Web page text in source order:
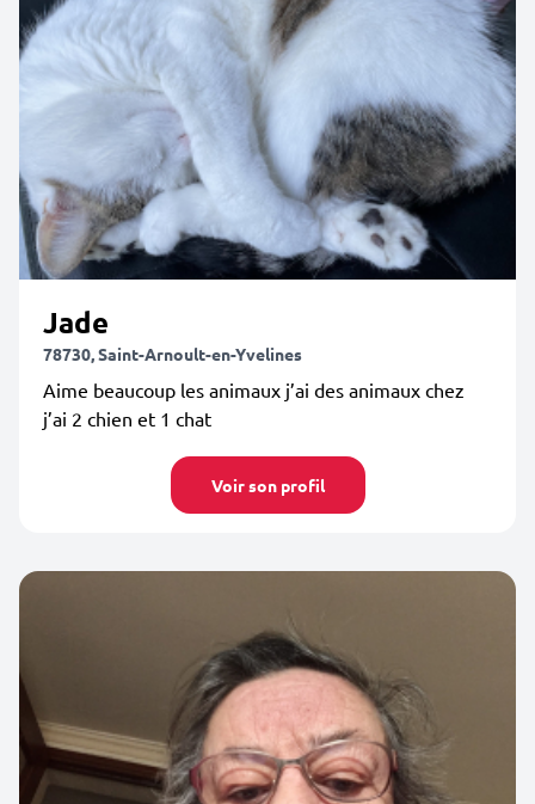
Jade
78730, Saint-Arnoult-en-Yvelines
Aime beaucoup les animaux j’ai des animaux chez
j’ai 2 chien et 1 chat
Voir son profil